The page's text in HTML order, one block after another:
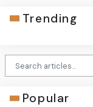
Trending
Popular